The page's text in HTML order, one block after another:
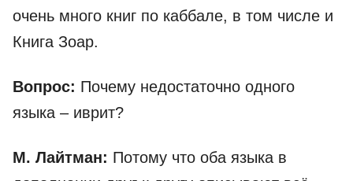
очень много книг по каббале, в том числе и
Книга Зоар.
Вопрос: Почему недостаточно одного
языка – иврит?
М. Лайтман: Потому что оба языка в